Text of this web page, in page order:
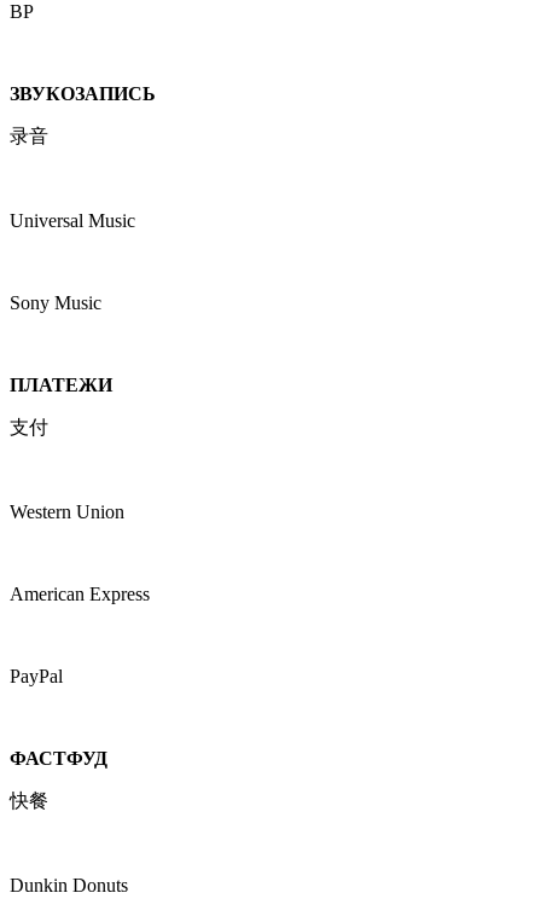
BP
ЗВУКОЗАПИСЬ
录音
Universal Music
Sony Music
ПЛАТЕЖИ
支付
Western Union
American Express
PayPal
ФАСТФУД
快餐
Dunkin Donuts